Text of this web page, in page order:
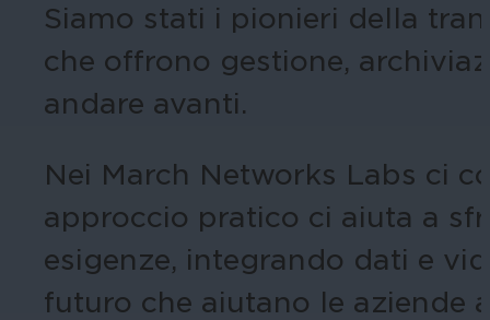
Siamo stati i pionieri della
che offrono gestione,
andare avanti.
Nei March Networks Labs ci
approccio pratico ci aiuta a
esigenze, integrando dati e
futuro che aiutano le aziende